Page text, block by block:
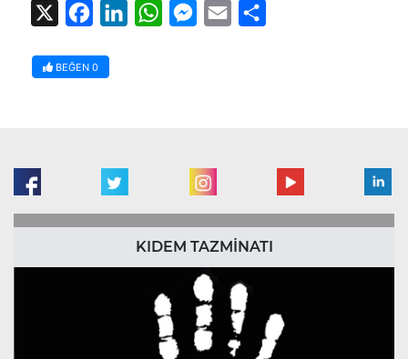
FacebookLinkedInWhatsAppMessenger
Email
BEĞEN 0
KIDEM TAZMİNATI